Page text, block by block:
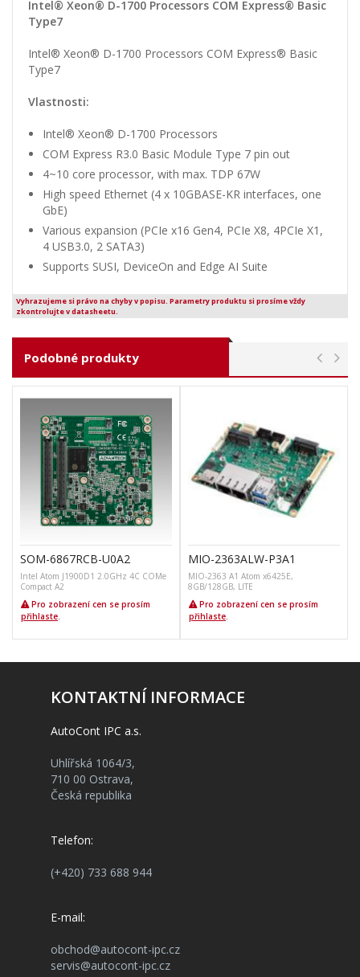
Intel® Xeon® D-1700 Processors COM Express® Basic
Type7
Intel® Xeon® D-1700 Processors COM Express® Basic
Type7
Vlastnosti:
Intel® Xeon® D-1700 Processors
COM Express R3.0 Basic Module Type 7 pin out
4~10 core processor, with max. TDP 67W
High speed Ethernet (4 x 10GBASE-KR interfaces, one
GbE)
Various expansion (PCIe x16 Gen4, PCIe X8, 4PCIe X1,
4 USB3.0, 2 SATA3)
Supports SUSI, DeviceOn and Edge AI Suite
Vyhrazujeme si právo na chyby v popisu. Parametry produktu si prosíme vždy
zkontrolujte v datasheetu.
Podobné produkty
SOM-6867RCB-U0A2
Intel Atom J1900D1 2.0GHz 4C COMe
Compact A2
Pro zobrazení cen se prosím
přihlaste.
MIO-2363ALW-P3A1
MIO-2363 A1 Atom x6425E,
8GB/128GB, LITE
Pro zobrazení cen se prosím
přihlaste.
KONTAKTNÍ INFORMACE
AutoCont IPC a.s.
Uhlířská 1064/3,
710 00 Ostrava,
Česká republika
Telefon:
(+420) 733 688 944
E-mail:
obchod@autocont-ipc.cz
servis@autocont-ipc.cz